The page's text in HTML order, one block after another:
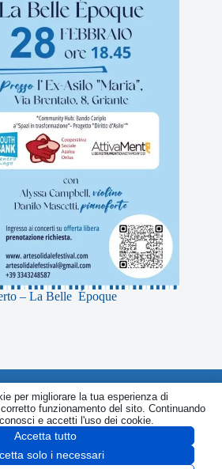
– La Belle Époque
Privacy
SEGNALA
per migliorare la tua esperienza di
funzionamento del sito. Continuando
e accetti l'uso dei cookie.
Accetta tutto
solo i necessari